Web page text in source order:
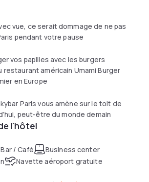
:
sur la capitale et Umami pour vos petits
à volonté le week-end.
vue, ce serait dommage de ne pas
pendant votre pause
vos papilles avec les burgers
restaurant américain Umami Burger
en Europe
Paris vous amène sur le toit de
peut-être du monde demain
l'hôtel
Bar / Café
Business center
Navette aéroport gratuite